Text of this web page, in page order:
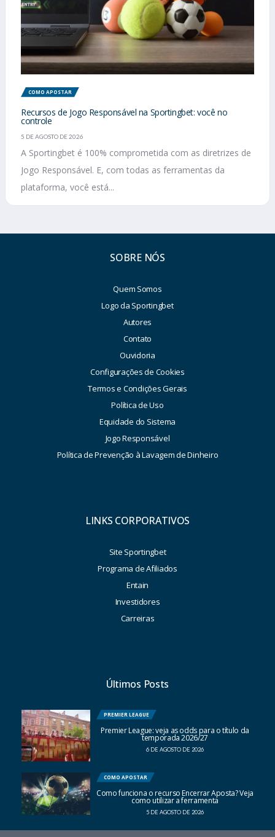
COMO APOSTAR
Recursos de Jogo Responsável na Sportingbet: você no
controle
5 DE AGOSTO DE 2026
A Sportingbet é 100% comprometida com as diretrizes de
Jogo Responsável. E, com todas as ferramentas da
plataforma, você está...
SOBRE NÓS
Quem Somos
Logo da Sportingbet
Autores
Contato
Ouvidoria
Configurações de Cookies
Termos e Condições Gerais
Política de Uso
Equidade do Sistema
Jogo Responsável
Política de Prevenção à Lavagem de Dinheiro
LINKS CORPORATIVOS
Site Sportingbet
Programa de Afiliados
Entain
Investidores
Carreiras
Últimos Posts
PREMIER LEAGUE
Premier League: veja as odds para o título da
temporada 2026/27
6 DE AGOSTO DE 2026
COMO APOSTAR
Como funciona o recurso Encerrar Aposta? Veja
como utilizar a ferramenta
5 DE AGOSTO DE 2026